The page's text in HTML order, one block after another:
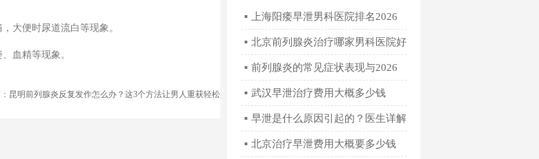
大便时尿道流白等现象。
血精等现象。
昆明前列腺炎反复发作怎么办？这3个方法让男人重获轻松
■ 上海阳痿早泄男科医院排名2026
年正规专科门诊指南
■ 北京前列腺炎治疗哪家男科医院好
2026年专业诊疗推荐
■ 前列腺炎的常见症状表现与2026
年科学治疗方法全解析
■ 武汉早泄治疗费用大概多少钱
2026
■ 早泄是什么原因引起的？医生详解
4个常见因素
■ 北京治疗早泄费用大概要多少钱